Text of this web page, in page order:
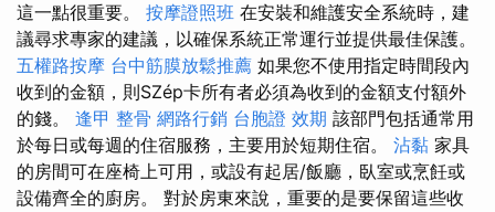
這一點很重要。 按摩證照班 在安裝和維護安全系統時，建
議尋求專家的建議，以確保系統正常運行並提供最佳保護。
五權路按摩 台中筋膜放鬆推薦 如果您不使用指定時間段內
收到的金額，則SZép卡所有者必須為收到的金額支付額外
的錢。 逢甲 整骨 網路行銷 台胞證 效期 該部門包括通常用
於每日或每週的住宿服務，主要用於短期住宿。 沾黏 家具
的房間可在座椅上可用，或設有起居/飯廳，臥室或烹飪或
設備齊全的廚房。 對於房東來說，重要的是要保留這些收